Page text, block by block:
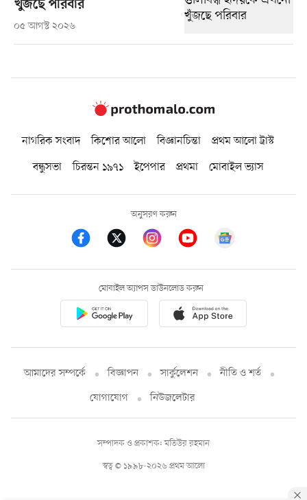
খুঁজছে পরিবার
০৫ আগস্ট ২০২৬
নাগরিক সংবাদ কিশোর আলো বিজ্ঞানচিন্তা
প্রথম আলো ট্রাস্ট
বন্ধুসভা
চিরন্তন ১৯৭১ ইপেপার প্রথমা মোবাইল ভ্যাস
অনুসরণ করুন
মোবাইল অ্যাপস ডাউনলোড করুন
আমাদের সম্পর্কে বিজ্ঞাপন সার্কুলেশন
নীতি ও শর্ত
যোগাযোগ
নিউজলেটার
স্বত্ব © ১৯৯৮-২০২৬ প্রথম আলো
সম্পাদক ও প্রকাশক: মতিউর রহমান